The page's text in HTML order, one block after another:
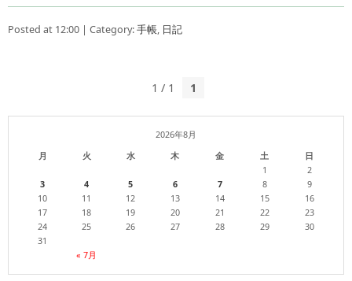
Posted at 12:00 | Category:手帳, 日記
1 / 1 1
2026年8月
月
火 水 木 金 土 日
« 7月
1
2
3
4 5 6 7 8
9
10
11 12 13 14 15
16
17
18 19 20 21 22
23
24
25 26 27 28 29
30
31